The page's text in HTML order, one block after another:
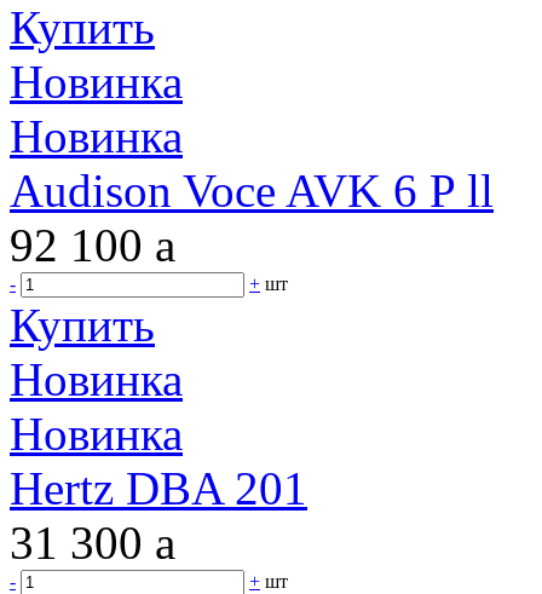
Купить
Новинка
Новинка
Audison Voce AVK 6 P ll
92 100 a
- + шт
Купить
Новинка
Новинка
Hertz DBA 201
31 300 a
- + шт